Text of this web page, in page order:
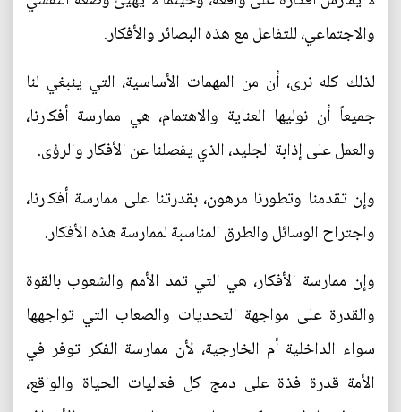
والاجتماعي، للتفاعل مع هذه البصائر والأفكار.
لذلك كله نرى، أن من المهمات الأساسية، التي ينبغي لنا
جميعاً أن نوليها العناية والاهتمام، هي ممارسة أفكارنا،
والعمل على إذابة الجليد، الذي يفصلنا عن الأفكار والرؤى.
وإن تقدمنا وتطورنا مرهون، بقدرتنا على ممارسة أفكارنا،
واجتراح الوسائل والطرق المناسبة لممارسة هذه الأفكار.
وإن ممارسة الأفكار، هي التي تمد الأمم والشعوب بالقوة
والقدرة على مواجهة التحديات والصعاب التي تواجهها
سواء الداخلية أم الخارجية، لأن ممارسة الفكر توفر في
الأمة قدرة فذة على دمج كل فعاليات الحياة والواقع،